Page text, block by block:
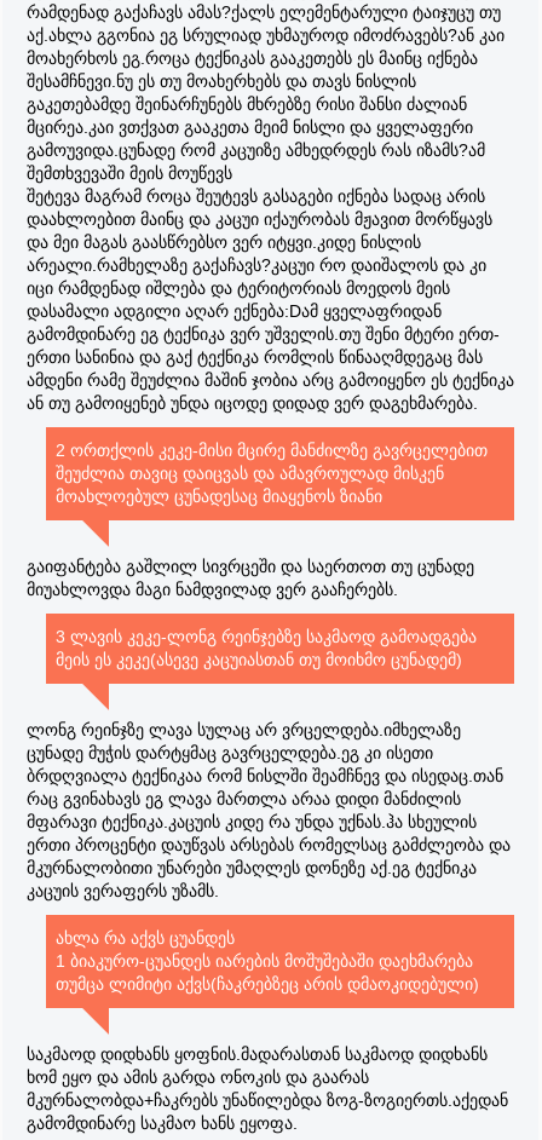
რამდენად გაქაჩავს ამას?ქალს ელემენტარული ტაიჯუცუ თუ
აქ.ახლა გგონია ეგ სრულიად უხმაუროდ იმოძრავებს?ან კაი
მოახერხოს ეგ.როცა ტექნიკას გააკეთებს ეს მაინც იქნება
შესამჩნევი.ნუ ეს თუ მოახერხებს და თავს ნისლის
გაკეთებამდე შეინარჩუნებს მხრებზე რისი შანსი ძალიან
მცირეა.კაი ვთქვათ გააკეთა მეიმ ნისლი და ყველაფერი
გამოუვიდა.ცუნადე რომ კაცუიზე ამხედრდეს რას იზამს?ამ
შემთხვევაში მეის მოუწევს
შეტევა მაგრამ როცა შეუტევს გასაგები იქნება სადაც არის
დაახლოებით მაინც და კაცუი იქაურობას მჟავით მორწყავს
და მეი მაგას გაასწრებსო ვერ იტყვი.კიდე ნისლის
არეალი.რამხელაზე გაქაჩავს?კაცუი რო დაიშალოს და კი
იცი რამდენად იშლება და ტერიტორიას მოედოს მეის
დასამალი ადგილი აღარ ექნება:Dამ ყველაფრიდან
გამომდინარე ეგ ტექნიკა ვერ უშველის.თუ შენი მტერი ერთ-
ერთი სანინია და გაქ ტექნიკა რომლის წინააღმდეგაც მას
ამდენი რამე შეუძლია მაშინ ჯობია არც გამოიყენო ეს ტექნიკა
ან თუ გამოიყენებ უნდა იცოდე დიდად ვერ დაგეხმარება.
2 ორთქლის კეკე-მისი მცირე მანძილზე გავრცელებით
შეუძლია თავიც დაიცვას და ამავროულად მისკენ
მოახლოებულ ცუნადესაც მიაყენოს ზიანი
გაიფანტება გაშლილ სივრცეში და საერთოთ თუ ცუნადე
მიუახლოვდა მაგი ნამდვილად ვერ გააჩერებს.
3 ლავის კეკე-ლონგ რეინჯებზე საკმაოდ გამოადგება
მეის ეს კეკე(ასევე კაცუიასთან თუ მოიხმო ცუნადემ)
ლონგ რეინჯზე ლავა სულაც არ ვრცელდება.იმხელაზე
ცუნადე მუჭის დარტყმაც გავრცელდება.ეგ კი ისეთი
ბრდღვიალა ტექნიკაა რომ ნისლში შეამჩნევ და ისედაც.თან
რაც გვინახავს ეგ ლავა მართლა არაა დიდი მანძილის
მფარავი ტექნიკა.კაცუის კიდე რა უნდა უქნას.ჰა სხეულის
ერთი პროცენტი დაუწვას არსებას რომელსაც გამძლეობა და
მკურნალობითი უნარები უმაღლეს დონეზე აქ.ეგ ტექნიკა
კაცუის ვერაფერს უზამს.
ახლა რა აქვს ცუანდეს
1 ბიაკურო-ცუანდეს იარების მოშუშებაში დაეხმარება
თუმცა ლიმიტი აქვს(ჩაკრებზეც არის დმაოკიდებული)
საკმაოდ დიდხანს ყოფნის.მადარასთან საკმაოდ დიდხანს
ხომ ეყო და ამის გარდა ონოკის და გაარას
მკურნალობდა+ჩაკრებს უნაწილებდა ზოგ-ზოგიერთს.აქედან
გამომდინარე საკმაო ხანს ეყოფა.